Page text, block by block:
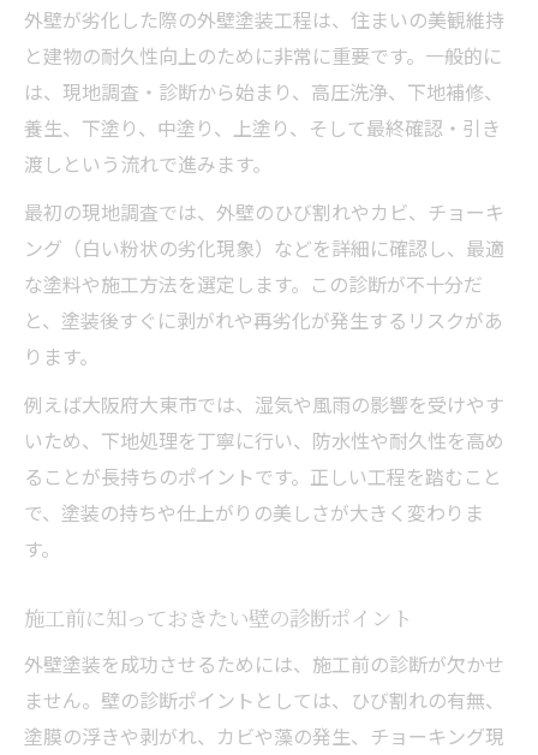
外壁が劣化した際の外壁塗装工程は、住まいの美観維持
と建物の耐久性向上のために非常に重要です。一般的に
は、現地調査・診断から始まり、高圧洗浄、下地補修、
養生、下塗り、中塗り、上塗り、そして最終確認・引き
渡しという流れで進みます。
最初の現地調査では、外壁のひび割れやカビ、チョーキ
ング（白い粉状の劣化現象）などを詳細に確認し、最適
な塗料や施工方法を選定します。この診断が不十分だ
と、塗装後すぐに剥がれや再劣化が発生するリスクがあ
ります。
例えば大阪府大東市では、湿気や風雨の影響を受けやす
いため、下地処理を丁寧に行い、防水性や耐久性を高め
ることが長持ちのポイントです。正しい工程を踏むこと
で、塗装の持ちや仕上がりの美しさが大きく変わりま
す。
施工前に知っておきたい壁の診断ポイント
外壁塗装を成功させるためには、施工前の診断が欠かせ
ません。壁の診断ポイントとしては、ひび割れの有無、
塗膜の浮きや剥がれ、カビや藻の発生、チョーキング現